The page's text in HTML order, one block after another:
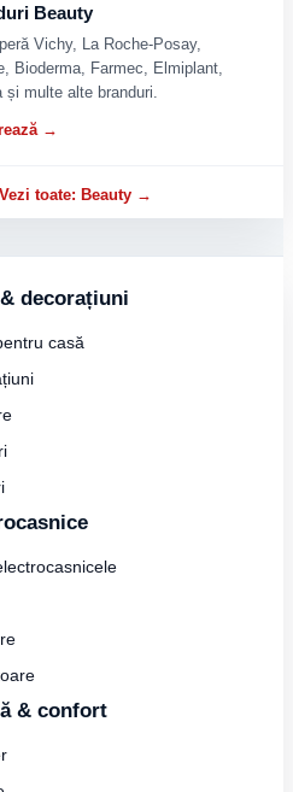
Beauty
Vichy, La Roche-Posay,
Bioderma, Farmec, Elmiplant,
și multe alte branduri.
→
Vezi toate: Beauty →
decorațiuni
casă
& confort